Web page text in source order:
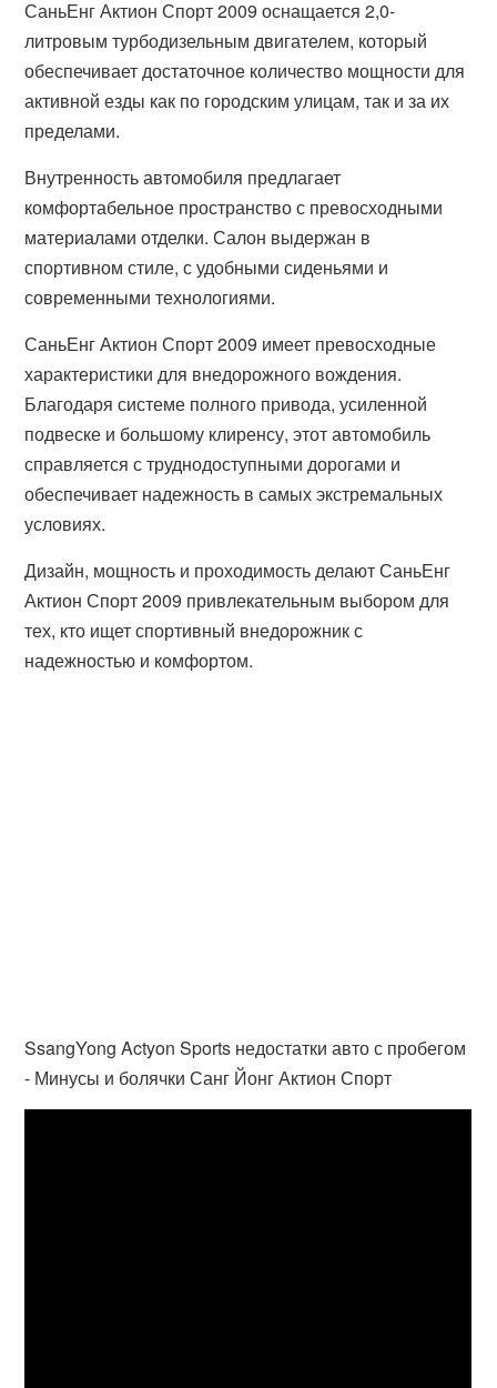
СаньЕнг Актион Спорт 2009 оснащается 2,0-
литровым турбодизельным двигателем, который
обеспечивает достаточное количество мощности для
активной езды как по городским улицам, так и за их
пределами.
Внутренность автомобиля предлагает
комфортабельное пространство с превосходными
материалами отделки. Салон выдержан в
спортивном стиле, с удобными сиденьями и
современными технологиями.
СаньЕнг Актион Спорт 2009 имеет превосходные
характеристики для внедорожного вождения.
Благодаря системе полного привода, усиленной
подвеске и большому клиренсу, этот автомобиль
справляется с труднодоступными дорогами и
обеспечивает надежность в самых экстремальных
условиях.
Дизайн, мощность и проходимость делают СаньЕнг
Актион Спорт 2009 привлекательным выбором для
тех, кто ищет спортивный внедорожник с
надежностью и комфортом.
SsangYong Actyon Sports недостатки авто с пробегом
- Минусы и болячки Санг Йонг Актион Спорт